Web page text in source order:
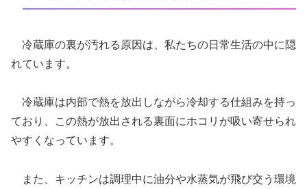
冷蔵庫の裏が汚れる原因は、私たちの日常生活の中に隠
れています。
冷蔵庫は内部で熱を放出しながら冷却する仕組みを持っ
ており、この熱が放出される裏面にホコリが吸い寄せられ
やすくなっています。
また、キッチンは調理中に油分や水蒸気が飛び交う環境